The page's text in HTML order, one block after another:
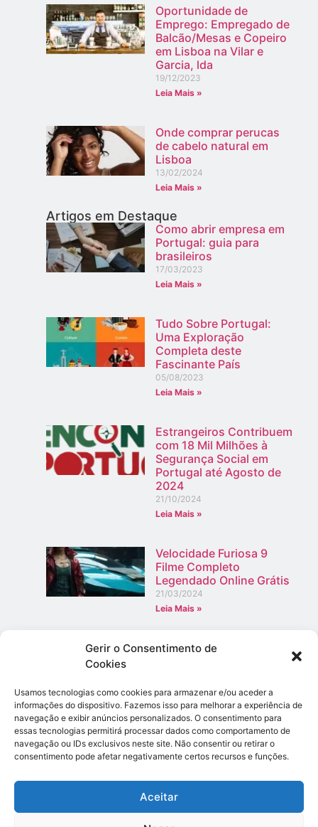
Gerir o Consentimento de
Cookies
Usamos tecnologias como cookies para armazenar e/ou aceder a
informações do dispositivo. Fazemos isso para melhorar a experiência de
navegação e exibir anúncios personalizados. O consentimento para
essas tecnologias permitirá processar dados como comportamento de
navegação ou IDs exclusivos neste site. Não consentir ou retirar o
consentimento pode afetar negativamente certos recursos e funções.
Aceitar
Oportunidade de
Emprego: Empregado de
Balcão/Mesas e Copeiro
em Lisboa na Vilar e
Garcia, lda
19/12/2023
Leia Mais »
Onde comprar perucas
de cabelo natural em
Lisboa
13/02/2024
Leia Mais »
Artigos em Destaque
Como abrir empresa em
Portugal: guia para
brasileiros
17/03/2023
Leia Mais »
Tudo Sobre Portugal:
Uma Exploração
Completa deste
Fascinante País
05/08/2023
Leia Mais »
Estrangeiros Contribuem
com 18 Mil Milhões à
Segurança Social em
Portugal até Agosto de
2024
21/10/2024
Leia Mais »
Velocidade Furiosa 9
Filme Completo
Legendado Online Grátis
21/03/2024
Leia Mais »
Limpeza pós-obra: como
02/12/2023
Leia Mais »
Loja produtos asiáticos Portugal
08/01/2026
Fique Ligado